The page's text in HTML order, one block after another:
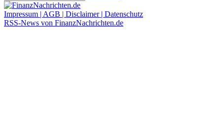
Impressum | AGB | Disclaimer | Datenschutz
RSS-News von FinanzNachrichten.de